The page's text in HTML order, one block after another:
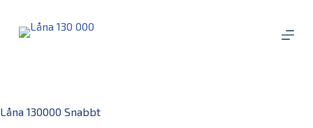
k
n
Låna 130000 Snabbt